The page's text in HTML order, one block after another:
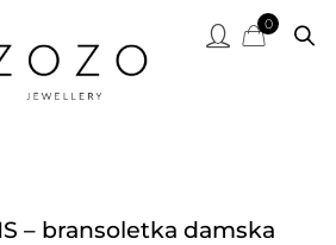
0
– bransoletka damska